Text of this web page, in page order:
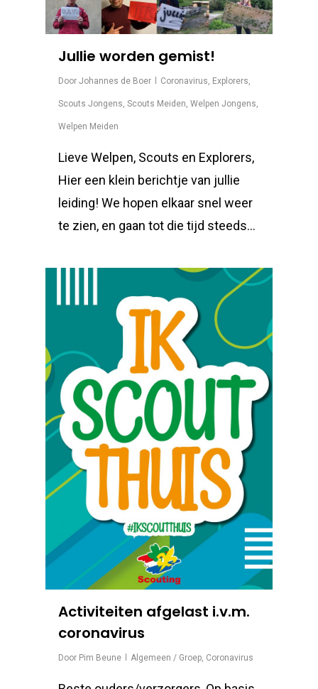
Jullie worden gemist!
Door Johannes de Boer Coronavirus, Explorers,
Scouts Jongens, Scouts Meiden, Welpen Jongens,
Welpen Meiden
Lieve Welpen, Scouts en Explorers,
Hier een klein berichtje van jullie
leiding! We hopen elkaar snel weer
te zien, en gaan tot die tijd steeds...
Activiteiten afgelast i.v.m.
coronavirus
Door Pim Beune Algemeen / Groep Coronavirus